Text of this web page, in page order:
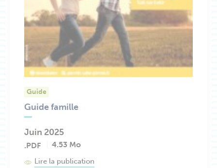
Guide
Guide famille
Juin 2025
.PDF 4.53 Mo
Lire la publication